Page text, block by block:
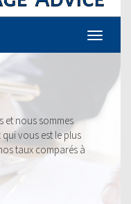
et nous sommes
vous est le plus
taux comparés à